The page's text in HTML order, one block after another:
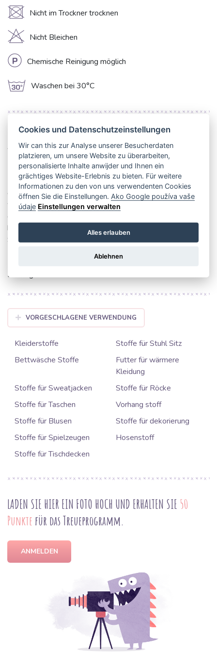
U Nicht im Trockner trocknen
H Nicht Bleichen
L Chemische Reinigung möglich
g Waschen bei 30°C
Unser Viskosestoff Leinen PREMIUM in bezauberndem
Altrosa (old pink) ist eine wahrhaft edle Wahl für Ihre
Nähprojekte. Dieser unifarbene Stoff vereint die besten
Eigenschaften von Naturfasern mit modernem Komfort. Die
Mischung aus 42% Leinen und 58% Viskose sorgt für eine
charakteristische, atmungsaktive Struktur und einen herrlich
weichen Griff mit wunderschön fließendem Fall. Mit 200
g/m² Gewicht und 145 cm Breite ist er angenehm griffig und
bietet besten Tragekomfort. Perfekt für luftige
Sommerkleider, elegante Röcke, bequeme Hosen, stilvolle
Blusen oder charmante Wohnaccessoires. Verwandeln Sie
Lieblingsstücke!
VORGESCHLAGENE VERWENDUNG
Kleiderstoffe
Stoffe für Stuhl Sitz
Bettwäsche Stoffe
Futter für wärmere
Kleidung
Stoffe für Sweatjacken
Stoffe für Röcke
Stoffe für Taschen
Vorhang stoff
Stoffe für Blusen
Stoffe für dekorierung
Stoffe für Spielzeugen
Hosenstoff
Stoffe für Tischdecken
LADEN SIE HIER EIN FOTO HOCH UND ERHALTEN SIE 50
Punkte für das Treueprogramm.
ANMELDEN
Cookies und Datenschutzeinstellungen
Wir can this zur Analyse unserer Besucherdaten
platzieren, um unsere Website zu überarbeiten,
personalisierte Inhalte anwijder und Ihnen ein
grächtiges Website-Erlebnis zu bieten. Für weitere
Informationen zu den von uns verwendenten Cookies
öffnen Sie die Einstellungen. Ako Google používa vaše
údaje Einstellungen verwalten
Alles erlauben
Ablehnen